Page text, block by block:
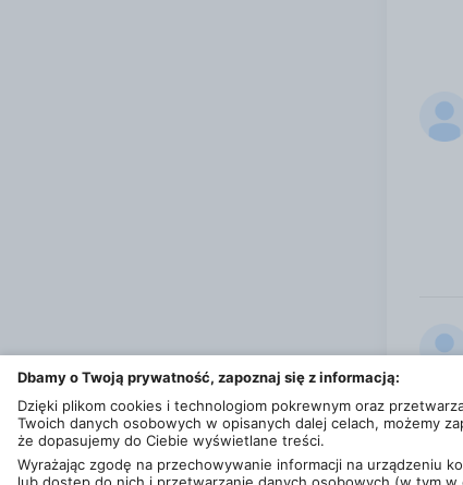
Dbamy o Twoją prywatność, zapoznaj się z informacją:
Dzięki plikom cookies i technologiom pokrewnym oraz
Twoich danych osobowych w opisanych dalej celach, możemy
że dopasujemy do Ciebie wyświetlane treści.
Wyrażając zgodę na przechowywanie informacji na urządzeniu
lub dostęp do nich i przetwarzanie danych osobowych (w tym w